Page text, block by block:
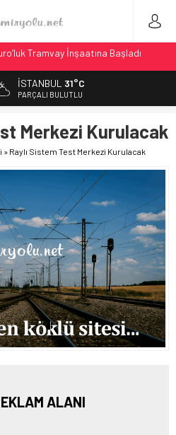
Tramvay İnşaatına Başladı
308 Bin Rupiye Özel Vagonda
BVLOS Drone’larla Müdahale
İSTANBUL 31°C
PARÇALI BULUTLU
Merkezi Kurulacak
» Raylı Sistem Test Merkezi Kurulacak
ALANI